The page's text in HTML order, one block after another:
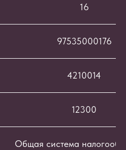
16
97535000176
4210014
12300
Общая система